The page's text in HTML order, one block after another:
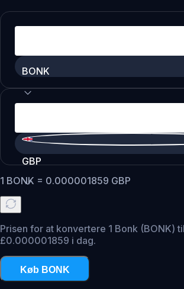
BONK
GBP
1 BONK = 0.000001859 GBP
Prisen for at konvertere 1 Bonk (BONK)
£0.000001859 i dag.
Køb BONK